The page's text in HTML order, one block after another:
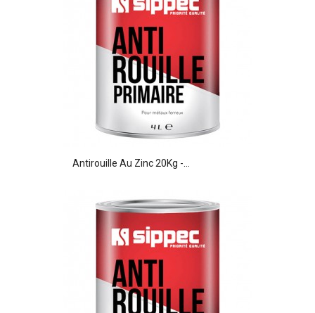
Antirouille Au Zinc 20Kg -...